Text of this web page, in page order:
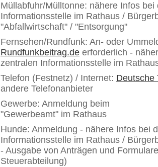
Müllabfuhr/Mülltonne: nähere Infos bei
Informationsstelle im Rathaus /
"Abfallwirtschaft" / "Entsorgung"
Fernsehen/Rundfunk: An- oder
Rundfunkbeitrag.de erforderlich -
zentralen Informationsstelle im
Telefon (Festnetz) / Internet: Deutsche
andere Telefonanbieter
Gewerbe: Anmeldung beim
"Gewerbeamt" im Rathaus
Hunde: Anmeldung - nähere Infos bei
Informationsstelle im Rathaus /
- Ausgabe von Anträgen und
Steuerabteilung)